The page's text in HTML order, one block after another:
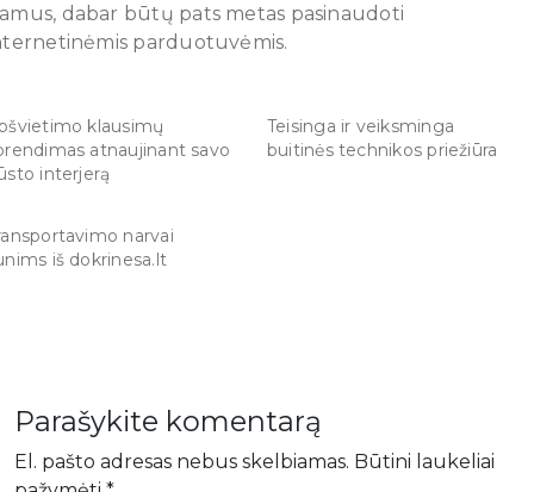
dabar būtų pats metas pasinaudoti
parduotuvėmis.
klausimų
atnaujinant savo
interjerą
Teisinga ir veiksminga
buitinės technikos priežiūra
narvai
iš dokrinesa.lt
Parašykite komentarą
El. pašto adresas nebus skelbiamas. Būtini laukeliai